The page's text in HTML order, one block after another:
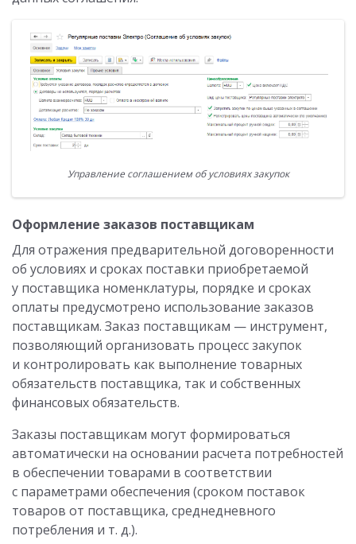
Управление соглашением об условиях закупок
Оформление заказов поставщикам
Для отражения предварительной договоренности
об условиях и сроках поставки приобретаемой
у поставщика номенклатуры, порядке и сроках
оплаты предусмотрено использование заказов
поставщикам. Заказ поставщикам — инструмент,
позволяющий организовать процесс закупок
и контролировать как выполнение товарных
обязательств поставщика, так и собственных
финансовых обязательств.
Заказы поставщикам могут формироваться
автоматически на основании расчета потребностей
в обеспечении товарами в соответствии
с параметрами обеспечения (сроком поставок
товаров от поставщика, среднедневного
потребления и т. д.).